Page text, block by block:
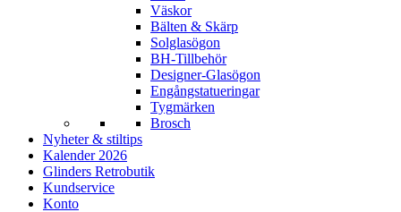
Väskor
Bälten & Skärp
Solglasögon
BH-Tillbehör
Designer-Glasögon
Engångstatueringar
Tygmärken
Brosch
Nyheter & stiltips
Kalender 2026
Glinders Retrobutik
Kundservice
Konto